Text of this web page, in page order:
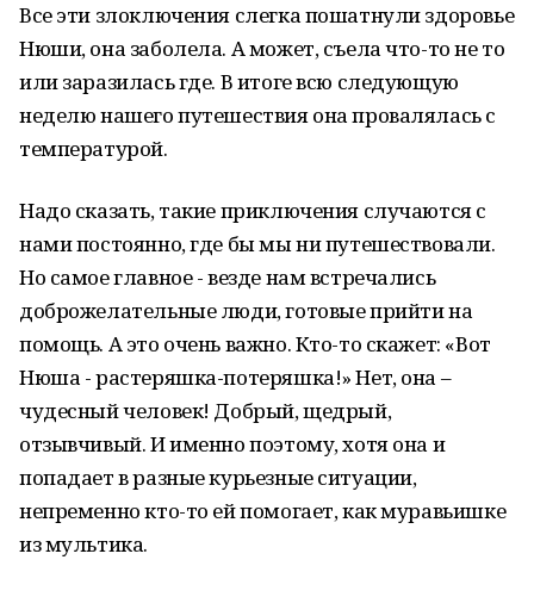
Все эти злоключения слегка пошатнули здоровье
Нюши, она заболела. А может, съела что-то не то
или заразилась где. В итоге всю следующую
неделю нашего путешествия она провалялась с
температурой.
Надо сказать, такие приключения случаются с
нами постоянно, где бы мы ни путешествовали.
Но самое главное - везде нам встречались
доброжелательные люди, готовые прийти на
помощь. А это очень важно. Кто-то скажет: «Вот
Нюша - растеряшка-потеряшка!» Нет, она –
чудесный человек! Добрый, щедрый,
отзывчивый. И именно поэтому, хотя она и
попадает в разные курьезные ситуации,
непременно кто-то ей помогает, как муравьишке
из мультика.